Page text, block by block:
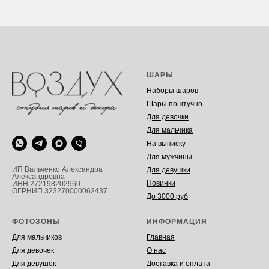
ИП Вальченко Александра
Александровна
ИНН 272198202960
ОГРНИП 323270000062437
ШАРЫ
Наборы шаров
Шары поштучно
Для девочки
Для мальчика
На выписку
Для мужчины
Для девушки
Новинки
До 3000 руб
ФОТОЗОНЫ
Для мальчиков
Для девочек
Для девушек
ИНФОРМАЦИЯ
Главная
О нас
Доставка и оплата